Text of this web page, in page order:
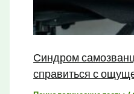
Синдром
справиться с